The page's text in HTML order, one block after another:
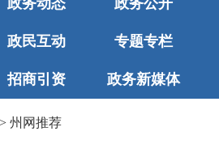
政民互动 专题专栏
招商引资 政务新媒体
> 州网推荐